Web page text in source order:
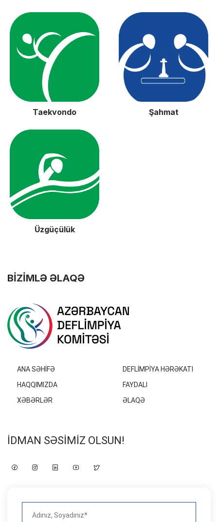
Taekvondo Şahmat
Üzgüçülük
BIZIMLƏ ƏLAQƏ
ANA SƏHIFƏ
HAQQIMIZDA
XƏBƏRLƏR
DEFLIMPIYA HƏRƏKATI
FAYDALI
ƏLAQƏ
İDMAN SƏSIMIZ OLSUN!